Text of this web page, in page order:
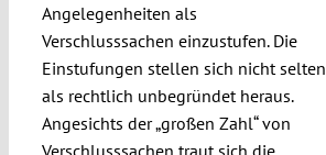
Angelegenheiten als
Verschlusssachen einzustufen. Die
Einstufungen stellen sich nicht selten
als rechtlich unbegründet heraus.
Angesichts der „großen Zahl“ von
Verschlusssachen traut sich die